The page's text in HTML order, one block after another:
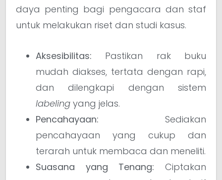
daya penting bagi pengacara dan staf
untuk melakukan riset dan studi kasus.
Aksesibilitas: Pastikan rak buku
mudah diakses, tertata dengan rapi,
dan dilengkapi dengan sistem
labeling yang jelas.
Pencahayaan: Sediakan
pencahayaan yang cukup dan
terarah untuk membaca dan meneliti.
Suasana yang Tenang: Ciptakan